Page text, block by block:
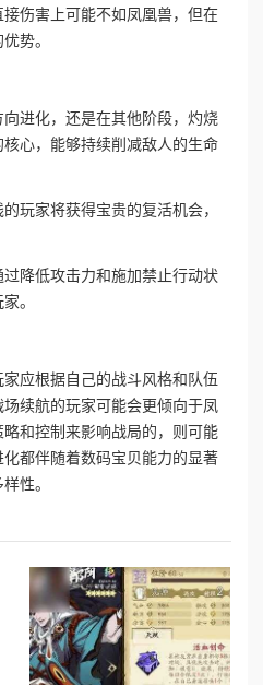
伤害上可能不如凤凰兽，但在
势。
进化，还是在其他阶段，灼烧
心，能够持续削减敌人的生命
玩家将获得宝贵的复活机会，
降低攻击力和施加禁止行动状
。
应根据自己的战斗风格和队伍
续航的玩家可能会更倾向于凤
和控制来影响战局的，则可能
都伴随着数码宝贝能力的显著
性。